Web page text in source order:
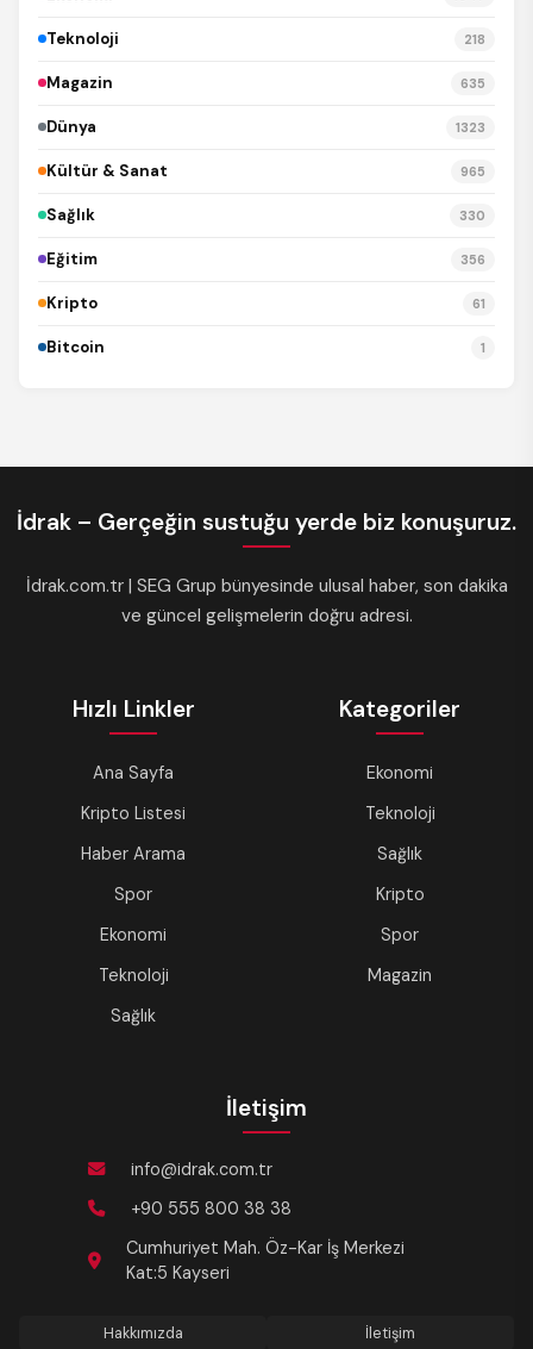
Teknoloji 218
Magazin 635
Dünya 1323
Kültür & Sanat 965
Sağlık 330
Eğitim 356
Kripto 61
Bitcoin 1
İdrak – Gerçeğin sustuğu yerde biz konuşuruz.
İdrak.com.tr | SEG Grup bünyesinde ulusal haber, son dakika
ve güncel gelişmelerin doğru adresi.
Hızlı Linkler
Ana Sayfa
Kripto Listesi
Haber Arama
Spor
Ekonomi
Teknoloji
Sağlık
Kategoriler
Ekonomi
Teknoloji
Sağlık
Kripto
Spor
Magazin
İletişim
info@idrak.com.tr
+90 555 800 38 38
Cumhuriyet Mah. Öz-Kar İş Merkezi
Kat:5 Kayseri
Hakkımızda İletişim